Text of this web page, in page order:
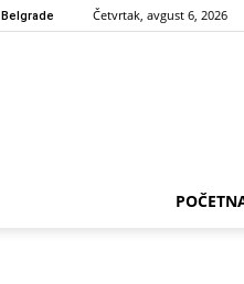
Belgrade Četvrtak, avgust 6, 2026